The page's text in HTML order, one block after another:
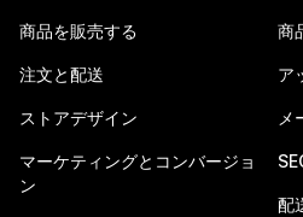
商品を販売する
注文と配送
ストアデザイン
マーケティングとコンバージョ
ン
商
ア
メ
配